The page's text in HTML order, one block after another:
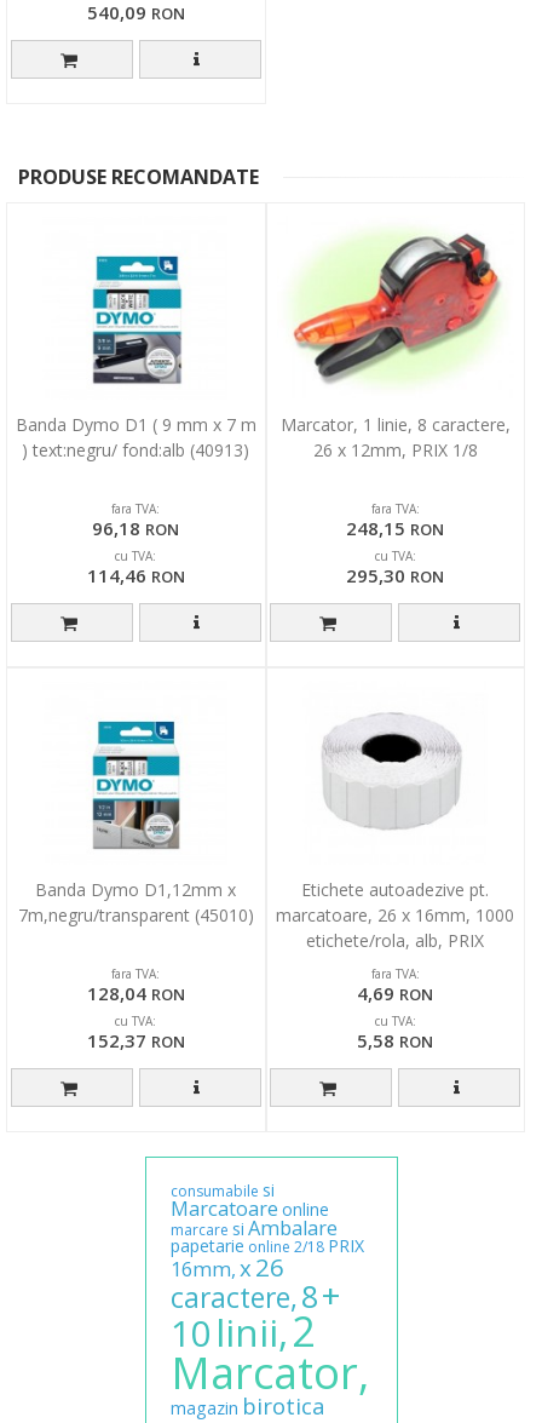
540,09 RON
PRODUSE RECOMANDATE
Banda Dymo D1 ( 9 mm x 7 m
) text:negru/ fond:alb (40913)
fara TVA:
96,18 RON
cu TVA:
114,46 RON
Marcator, 1 linie, 8 caractere,
26 x 12mm, PRIX 1/8
fara TVA:
248,15 RON
cu TVA:
295,30 RON
Banda Dymo D1,12mm x
7m,negru/transparent (45010)
fara TVA:
128,04 RON
cu TVA:
152,37 RON
Etichete autoadezive pt.
marcatoare, 26 x 16mm, 1000
etichete/rola, alb, PRIX
fara TVA:
4,69 RON
cu TVA:
5,58 RON
consumabile si
Marcatoare online
marcare si Ambalare
papetarie online 2/18 PRIX
16mm,x 26
caractere,8+
10 linii,2
Marcator,
magazin birotica